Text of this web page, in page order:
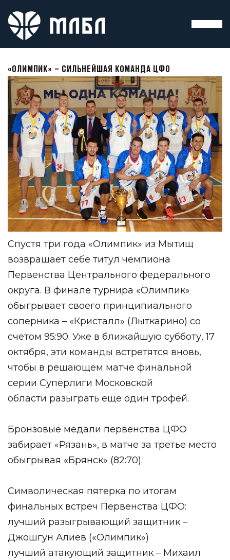
«ОЛИМПИК» – СИЛЬНЕЙШАЯ КОМАНДА ЦФО
Спустя три года «Олимпик» из Мытищ
возвращает себе титул чемпиона
Первенства Центрального федерального
округа. В финале турнира «Олимпик»
обыгрывает своего принципиального
соперника – «Кристалл» (Лыткарино) со
счетом 95:90. Уже в ближайшую субботу, 17
октября, эти команды встретятся вновь,
чтобы в решающем матче финальной
серии Суперлиги Московской
области разыграть еще один трофей.
Бронзовые медали первенства ЦФО
забирает «Рязань», в матче за третье место
обыгрывая «Брянск» (82:70).
Символическая пятерка по итогам
финальных встреч Первенства ЦФО:
лучший разыгрывающий защитник –
Джошгун Алиев («Олимпик»)
лучший атакующий защитник – Михаил